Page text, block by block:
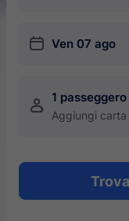
󱎗 Ven 07 ago
󱍂 1
Aggiungi